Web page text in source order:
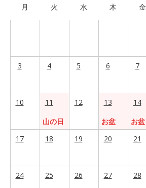
月 火 水 木 金
3 4 5 6 7
10
11
山の日
12
13
お盆
14
お盆
17
18 19 20 21
24 25 26 27 28